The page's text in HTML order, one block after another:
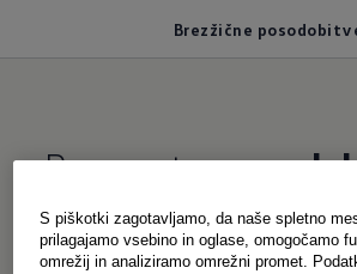
Brezžične
Preprosto
Posodobitve programske
S piškotki zagotavljamo, da naše spletno
prilagajamo vsebino in oglase, omogočamo
omrežij in analiziramo omrežni promet.